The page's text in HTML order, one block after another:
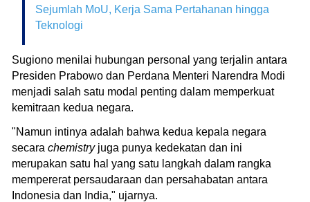
Sejumlah MoU, Kerja Sama Pertahanan hingga
Teknologi
Sugiono menilai hubungan personal yang terjalin antara
Presiden Prabowo dan Perdana Menteri Narendra Modi
menjadi salah satu modal penting dalam memperkuat
kemitraan kedua negara.
"Namun intinya adalah bahwa kedua kepala negara
secara chemistryjuga punya kedekatan dan ini
merupakan satu hal yang satu langkah dalam rangka
mempererat persaudaraan dan persahabatan antara
Indonesia dan India," ujarnya.